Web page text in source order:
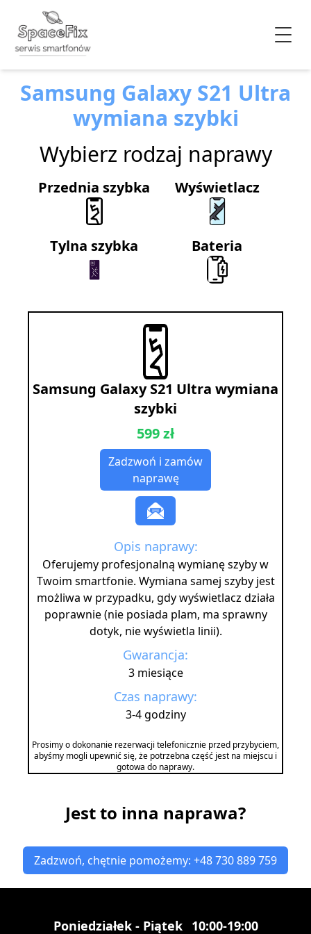
Samsung Galaxy S21 Ultra
wymiana szybki
Wybierz rodzaj naprawy
Przednia szybka Wyświetlacz
Tylna szybka Bateria
Samsung Galaxy S21 Ultra wymiana
szybki
599 zł
Zadzwoń i zamów
naprawę
Opis naprawy:
Oferujemy profesjonalną wymianę szyby w
Twoim smartfonie. Wymiana samej szyby jest
możliwa w przypadku, gdy wyświetlacz działa
poprawnie (nie posiada plam, ma sprawny
dotyk, nie wyświetla linii).
Gwarancja:
3 miesiące
Czas naprawy:
3-4 godziny
Prosimy o dokonanie rezerwacji telefonicznie przed przybyciem,
abyśmy mogli upewnić się, że potrzebna część jest na miejscu i
gotowa do naprawy.
Jest to inna naprawa?
Zadzwoń, chętnie pomożemy: +48 730 889 759
Poniedziałek - Piątek 10:00-19:00